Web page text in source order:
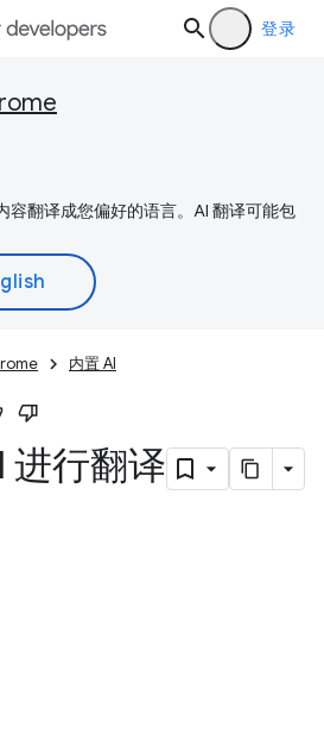
登录
容翻译成您偏好的语言。AI 翻译可能包
内置 AI
进行翻译